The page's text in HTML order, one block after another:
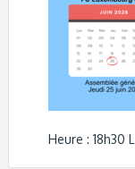
Heure : 18h30